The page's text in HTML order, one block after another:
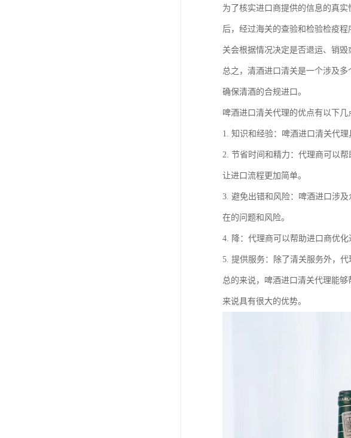
为了核实进口商提供的信息的真实
后，经过海关的查验和检验检疫
关会根据情况决定是否退运、销毁
总之，清酒进口清关是一个涉及
确保清酒的合规进口。
啤酒进口清关代理的优点有以下几
1. 知识和经验：啤酒进口清关代
2. 节省时间和精力：代理商可以
让进口流程更加简单。
3. 避免出错和风险：啤酒进口涉
在的问题和风险。
4. 降：代理商可以帮助进口商优
5. 提供服务：除了清关服务外，
总的来说，啤酒进口清关代理能
来说具有很大的优势。